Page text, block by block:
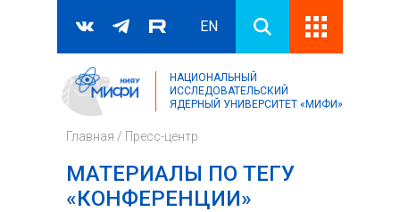
Форма поиска
Поиск
EN
НАЦИОНАЛЬНЫЙ
ИССЛЕДОВАТЕЛЬСКИЙ
ЯДЕРНЫЙ УНИВЕРСИТЕТ «МИФИ»
Главная / Пресс-центр
МАТЕРИАЛЫ ПО ТЕГУ
«КОНФЕРЕНЦИИ»